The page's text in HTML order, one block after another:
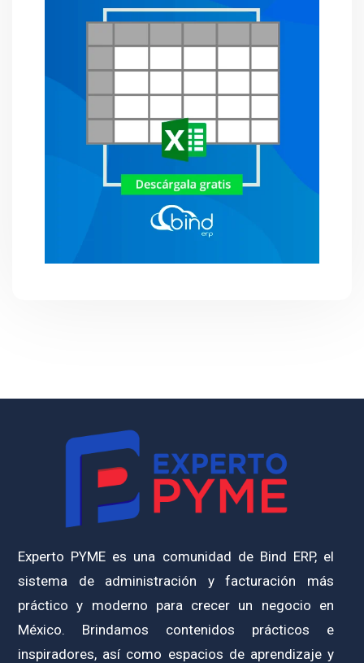
Experto PYME es una comunidad de Bind ERP, el
sistema de administración y facturación más
práctico y moderno para crecer un negocio en
México. Brindamos contenidos prácticos e
inspiradores, así como espacios de aprendizaje y